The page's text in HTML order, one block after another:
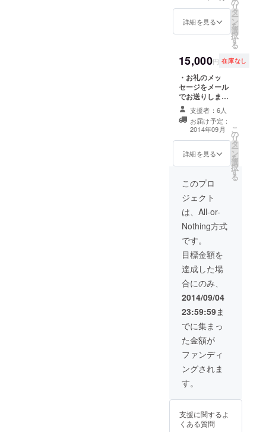
月19日）にご招
待 ・トートバッ
ク1つ ・ブラン
日予定）
詳細を見る
の
リ
タ
ー
ン
を
選
択
す
る
15,000円 在庫なし
・お礼のメッ
セージをメール
でお送りします
・映画監督舞台
挨拶つき上映会
（2014年9月19
日）にご招待 ・
ラグ1枚 ・サイ
ン付きポスター1
枚 ・トートバッ
にスクリーン上
thanksとして名
前（もしくはロ
ゴ）を記載
支援者：6人
お届け予定：
2014年09月
詳細を見る
こ
の
リ
タ
ー
ン
を
選
択
す
る
このプロ
ジェクト
は、All-or-
Nothing方式
です。
目標金額を
達成した場
合にのみ、
2014/09/04
23:59:59ま
でに集まっ
た金額が
ファンディ
ングされま
す。
支援に関するよ
くある質問